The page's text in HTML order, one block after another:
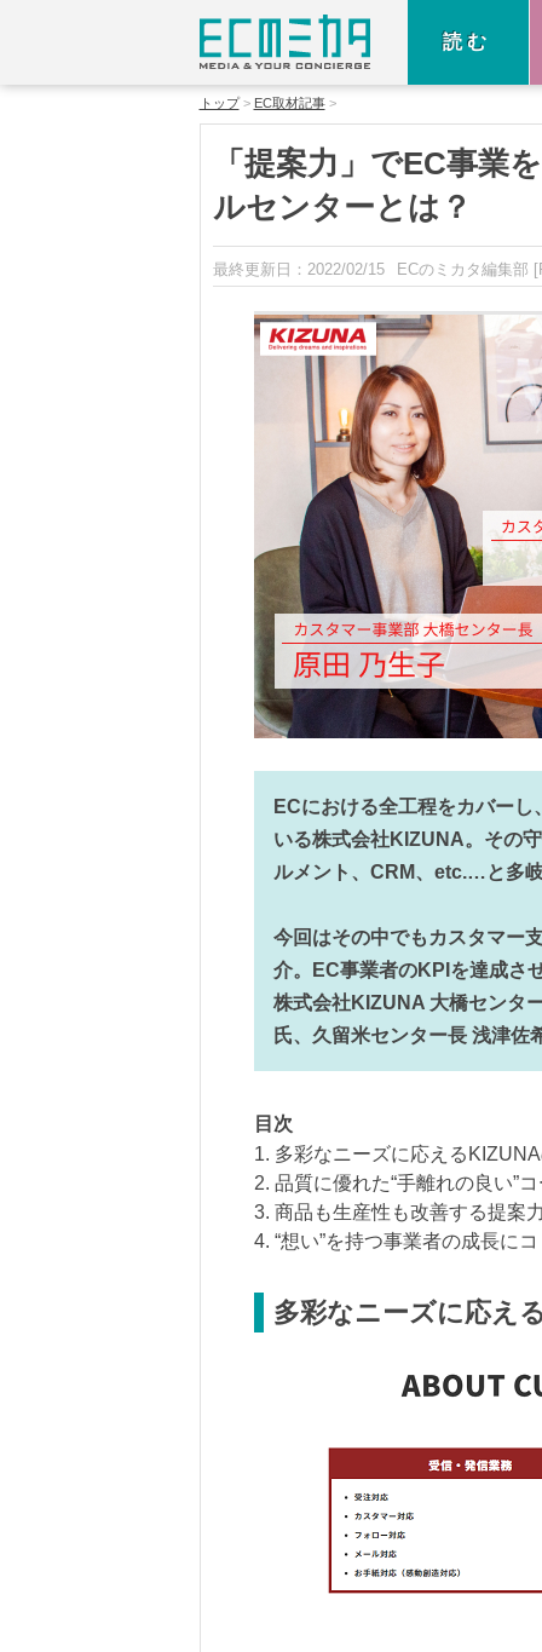
読む
トップ EC取材記事
「提案力」でEC事業
ルセンターとは？
最終更新日： 2022/02/15 ECのミカタ編集部
ECにおける全工程をカバー
いる株式会社KIZUNA。その
ルメント、CRM、etc.…と多岐
今回はその中でもカスタマー
介。EC事業者のKPIを達成さ
株式会社KIZUNA 大橋センタ
氏、久留米センター長 浅津佐
目次
1. 多彩なニーズに応える
2. 品質に優れた“手離れの良い”
3. 商品も生産性も改善する提案力
4. “想い”を持つ事業者の成長に
多彩なニーズに応え